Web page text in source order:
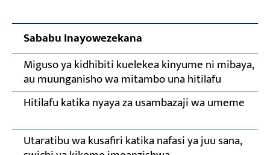
Sababu Inayowezekana
Miguso ya kidhibiti kuelekea kinyume ni mibaya,
au muunganisho wa mitambo una hitilafu
Hitilafu katika nyaya za usambazaji wa umeme
Utaratibu wa kusafiri katika nafasi ya juu sana,